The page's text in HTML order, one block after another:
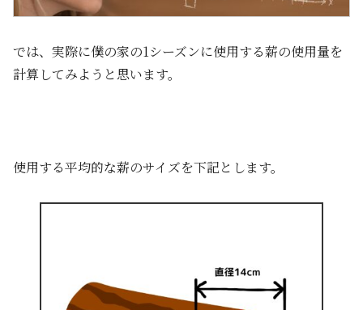
では、実際に僕の家の1シーズンに使用する薪の使用量を
計算してみようと思います。
使用する平均的な薪のサイズを下記とします。